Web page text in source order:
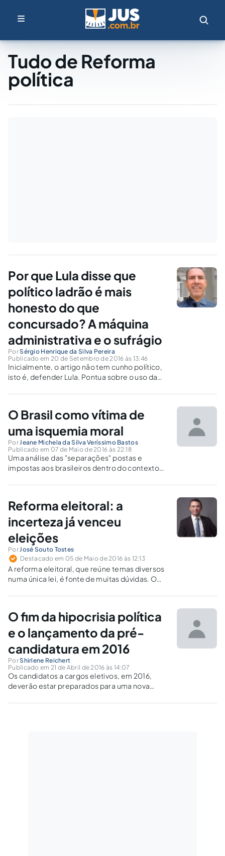
Tudo de Reforma
política
Por que Lula disse que
político ladrão é mais
honesto do que
concursado? A máquina
administrativa e o sufrágio
PorSérgio Henrique da Silva Pereira
Publicado em 20 de Setembro de 2016 às 13:46
Inicialmente, o artigo não tem cunho político,
isto é, defender Lula. Pontua sobre o uso da
contrariando a supremacia do interesse
O Brasil como vítima de
uma isquemia moral
PorJeane Michela da Silva Veríssimo Bastos
Publicado em 07 de Maio de 2016 às 22:18
Uma análise das "separações" postas e
impostas aos brasileiros dentro do contexto
cenário nacional e a perspectiva de um país
Reforma eleitoral: a
incerteza já venceu
eleições
PorJosé Souto Tostes
Destacado em 05 de Maio de 2016 às 12:13
A reforma eleitoral, que reúne temas diversos
numa única lei, é fonte de muitas dúvidas. O
dos candidatos nos faz entender por que 229
Justiça Eleitoral.
O fim da hipocrisia política
e o lançamento da pré-
candidatura em 2016
PorShirlene Reichert
Publicado em 21 de Abril de 2016 às 14:07
Os candidatos a cargos eletivos, em 2016,
deverão estar preparados para uma nova
novas alterações eleitorais.